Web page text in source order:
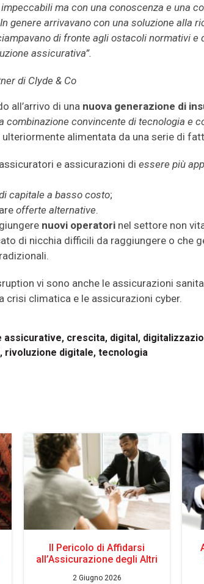
ma con una conoscenza e una
genere arrivavano con una soluzione alla
di fronte agli ostacoli normativi e
assicurativa”.
di Clyde & Co
all’arrivo di una nuova generazione di
convincente di tecnologia e
alimentata da una serie di
e assicurazioni di essere più
capitale a basso costo;
offerte alternative.
nuovi operatori nel settore non
di nicchia difficili da raggiungere o che
vi sono anche le assicurazioni
climatica e le assicurazioni cyber.
assicurative, crescita, digital,
, rivoluzione digitale, tecnologia
Il Pericolo di Affidarsi
all’Assicurazione degli Altri
2 Giugno 2026